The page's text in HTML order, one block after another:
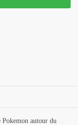
autour du